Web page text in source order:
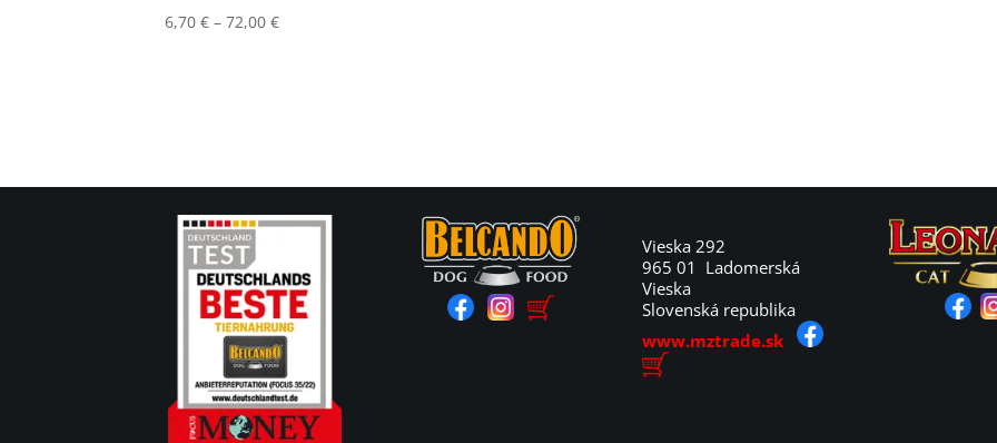
6,70€ – 72,00€Price
Vieska 292
965 01 Ladomerská
Vieska
Slovenská republika
www.mztrade.sk